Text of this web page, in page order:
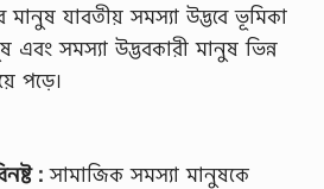
মানুষ যাবতীয় সমস্যা উদ্ভবে ভূমিকা
এবং সমস্যা উদ্ভবকারী মানুষ ভিন্ন
পড়ে।
: সামাজিক সমস্যা মানুষকে